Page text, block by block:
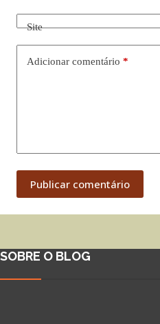
Site
Adicionar comentário *
Publicar comentário
SOBRE O BLOG